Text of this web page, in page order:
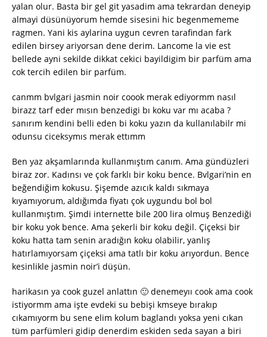
yalan olur. Basta bir gel git yasadim ama tekrardan deneyip
almayi düsünüyorum hemde sisesini hic begenmememe
ragmen. Yani kis aylarina uygun cevren tarafindan fark
edilen birsey ariyorsan dene derim. Lancome la vie est
bellede ayni sekilde dikkat cekici bayildigim bir parfüm ama
cok tercih edilen bir parfüm.
canmm bvlgari jasmin noir coook merak ediyormm nasıl
birazz tarf eder mısın benzedigi bı koku var mı acaba ?
sanırım kendini belli eden bi koku yazın da kullanılabilr mi
odunsu ciceksymıs merak ettımm
Ben yaz akşamlarında kullanmıştım canım. Ama gündüzleri
biraz zor. Kadınsı ve çok farklı bir koku bence. Bvlgari’nin en
beğendiğim kokusu. Şişemde azıcık kaldı sıkmaya
kıyamıyorum, aldığımda fiyatı çok uygundu bol bol
kullanmıştım. Şimdi internette bile 200 lira olmuş Benzediği
bir koku yok bence. Ama şekerli bir koku değil. Çiçeksi bir
koku hatta tam senin aradığın koku olabilir, yanlış
hatırlamıyorsam çiçeksi ama tatlı bir koku arıyordun. Bence
kesinlikle jasmin noir’i düşün.
harikasın ya cook guzel anlattın 🙂 denemeyıı cook ama cook
istiyormm ama işte evdeki su bebişi kmseye bırakıp
cıkamıyorm bu sene elim kolum baglandı yoksa yeni cıkan
tüm parfümleri gidip denerdim eskiden seda sayan a biri